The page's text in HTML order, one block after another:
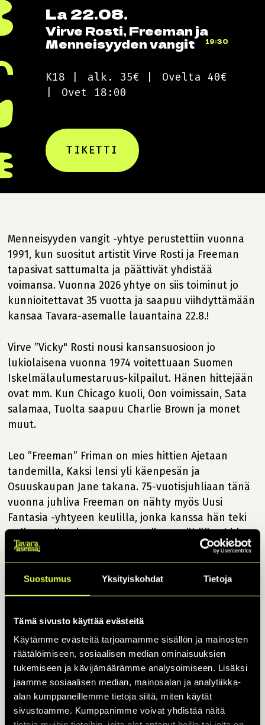
Suostumus Yksityiskohdat Tietoja
Tämä sivusto käyttää evästeitä
Käytämme evästeitä tarjoamamme sisällön ja mainosten
räätälöimiseen, sosiaalisen median ominaisuuksien
tukemiseen ja kävijämäärämme analysoimiseen. Lisäksi
jaamme sosiaalisen median, mainosalan ja analytiikka-
alan kumppaneillemme tietoja siitä, miten käytät
sivustoamme. Kumppanimme voivat yhdistää näitä
La 22.08.
Virve Rosti, Freeman ja
Menneisyyden vangit 19:30
K18 alk. 35€
Ovelta 40€
Ovet 18:00
TIKETTI
Menneisyyden vangit -yhtye perustettiin vuonna
1991, kun suositut artistit Virve Rosti ja Freeman
tapasivat sattumalta ja päättivät yhdistää
voimansa. Vuonna 2026 yhtye on siis toiminut jo
kunnioitettavat 35 vuotta ja saapuu viihdyttämään
kansaa Tavara-asemalle lauantaina 22.8.!
Virve ”Vicky" Rosti nousi kansansuosioon jo
lukiolaisena vuonna 1974 voitettuaan Suomen
Iskelmälaulumestaruus-kilpailut. Hänen hittejään
ovat mm. Kun Chicago kuoli, Oon voimissain, Sata
salamaa, Tuolta saapuu Charlie Brown ja monet
muut.
Leo ”Freeman” Friman on mies hittien Ajetaan
tandemilla, Kaksi lensi yli käenpesän ja
Osuuskaupan Jane takana. 75-vuotisjuhliaan tänä
vuonna juhliva Freeman on nähty myös Uusi
Fantasia -yhtyeen keulilla, jonka kanssa hän teki
paljon radiosoittoa saaneen Liian myöhään -hitin.
Illan konserttilippu sisältää pääsyn myös
loppuillan nostalgiseen Diskoteekki Purkkaa ja
jytää -tapahtumaan!!
▫️Eteispalvelumaksu sisältyy sisäänpääsyn hintaan.
▫️Huomioithan saapuessasi liikenteen
poikkeusjärjestelyt ja muuttuneet kulkureitit!
▫️Asiakkaana olevan henkilön avustaja pääsee
tapahtumaan asiakkaan kanssa samalla lipulla.